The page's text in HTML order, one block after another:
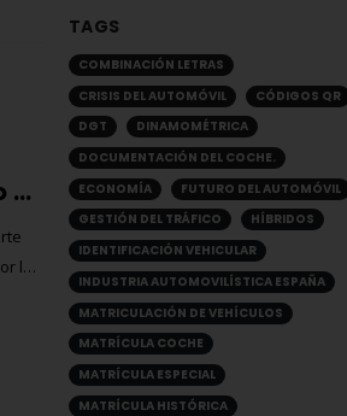
Evita estas multas DGT de 500 € o más este verano 2025
la
TAGS
COMBINACIÓN LETRAS
CRISIS DEL AUTOMÓVIL
CÓDIGOS QR
DGT
DINAMOMÉTRICA
DOCUMENTACIÓN DEL COCHE.
ECONOMÍA
FUTURO DEL AUTOMÓVIL
GESTIÓN DEL TRÁFICO
HÍBRIDOS
IDENTIFICACIÓN VEHICULAR
INDUSTRIA AUTOMOVILÍSTICA ESPAÑA
MATRICULACIÓN DE VEHÍCULOS
MATRÍCULA COCHE
MATRÍCULA ESPECIAL
MATRÍCULA HISTÓRICA